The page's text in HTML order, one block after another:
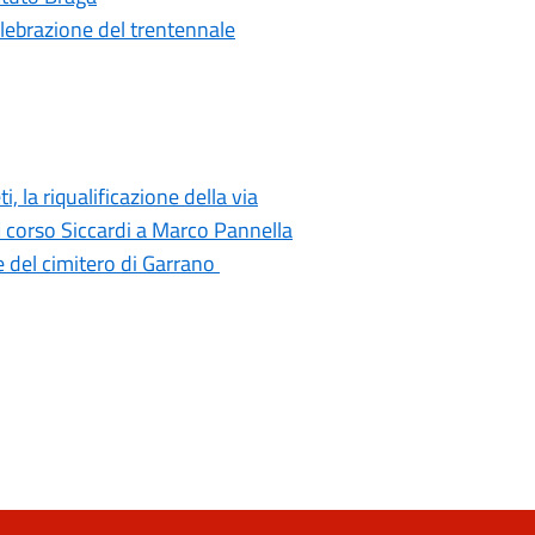
del trentennale
la riqualificazione della via
Siccardi a Marco Pannella
cimitero di Garrano